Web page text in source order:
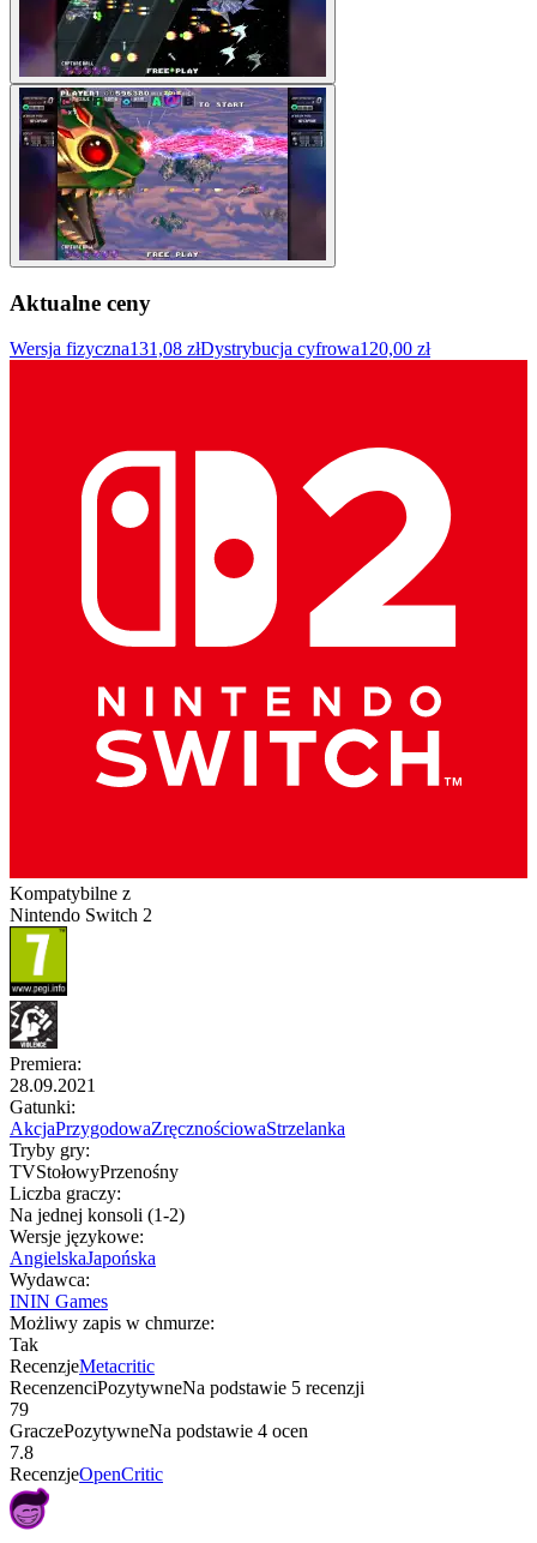
Aktualne ceny
Wersja fizyczna131,08 złDystrybucja cyfrowa120,00 zł
Kompatybilne z
Nintendo Switch 2
Premiera:
28.09.2021
Gatunki:
AkcjaPrzygodowaZręcznościowaStrzelanka
Tryby gry:
TVStołowyPrzenośny
Liczba graczy:
Na jednej konsoli (1-2)
Wersje językowe:
AngielskaJapońska
Wydawca:
ININ Games
Możliwy zapis w chmurze:
Tak
RecenzjeMetacritic
RecenzenciPozytywneNa podstawie 5 recenzji
79
GraczePozytywneNa podstawie 4 ocen
7.8
RecenzjeOpenCritic